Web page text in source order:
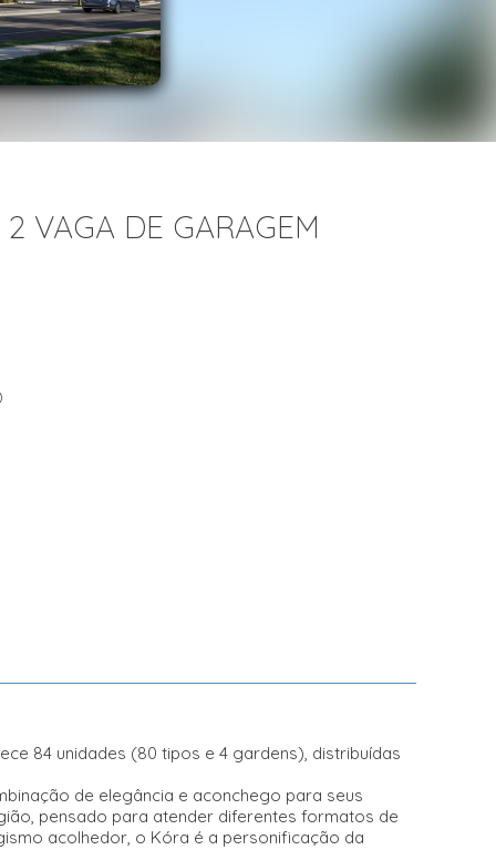
VAGA DE GARAGEM
84 unidades (80 tipos e 4 gardens), distribuídas
de elegância e aconchego para seus
pensado para atender diferentes formatos de
acolhedor, o Kóra é a personificação da